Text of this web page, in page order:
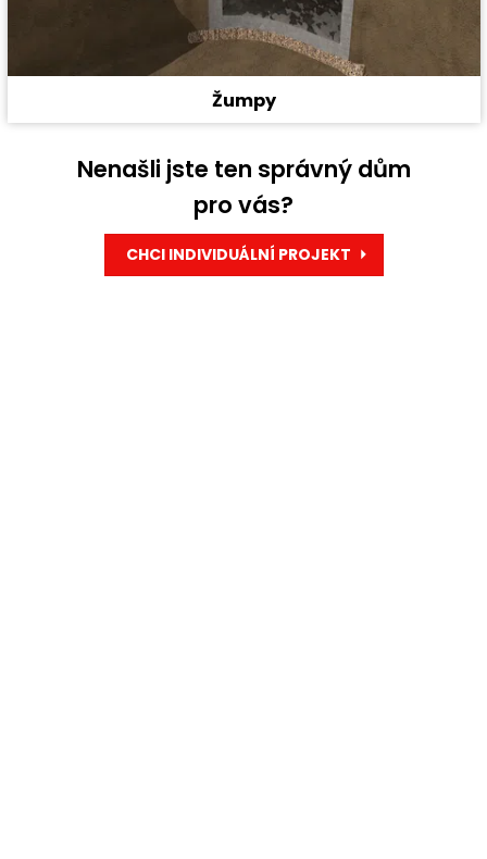
Žumpy
Nenašli jste ten správný dům
pro vás?
CHCI INDIVIDUÁLNÍ PROJEKT